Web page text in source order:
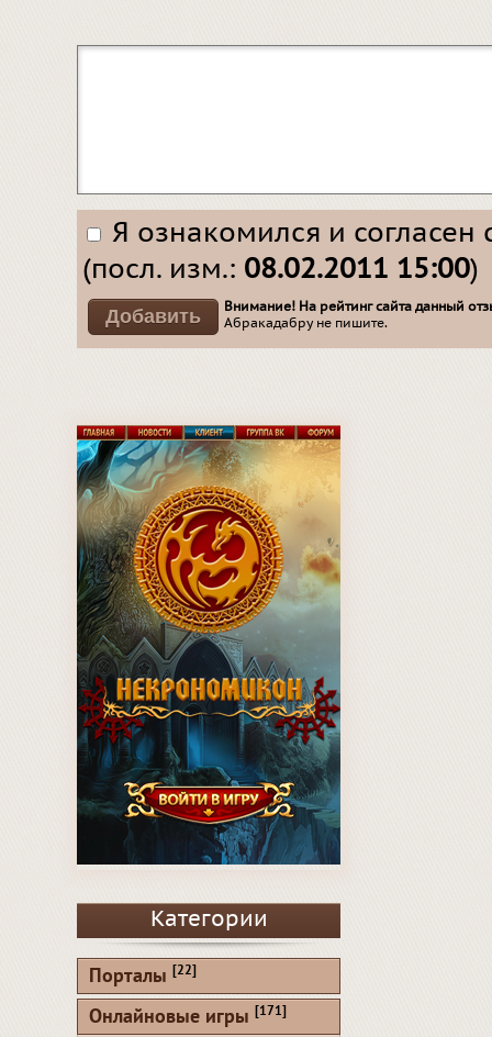
Я ознакомился и согласен
(посл. изм.: 08.02.2011 15:00)
Внимание! На рейтинг сайта данный
Абракадабру не пишите.
Категории
Порталы [22]
Онлайновые игры [171]